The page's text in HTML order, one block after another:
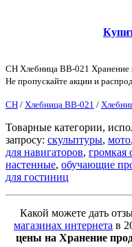
CH Хлебница ВВ-021 Хранение
Не пропускайте акции и
CH / Хлебница ВВ-021 /
Товарные категории,
запросу: скульптуры, мото,
для навигаторов, громкая
настенные, обучающие
для гостиниц
Какой можете дать
магазинах интернета в
цены на Хранение